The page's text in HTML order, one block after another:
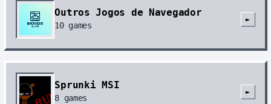
Outros Jogos de Navegador
10games
►
Sprunki MSI
8 games
►